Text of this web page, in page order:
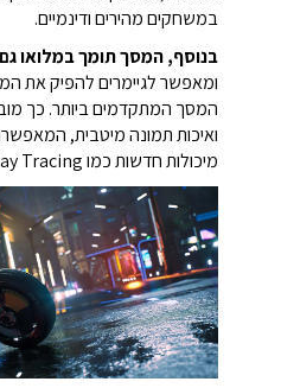
במשחקים מהירים ודינמיים.
בנוסף, המסך תומך במלואו
ומאפשר לגיימרים להפיק את
המסך המתקדמים ביותר. כך
ואיכות תמונה מיטבית,
מיכולות חדשות כמו Ray Tracing וקצבי רענון משתנים.